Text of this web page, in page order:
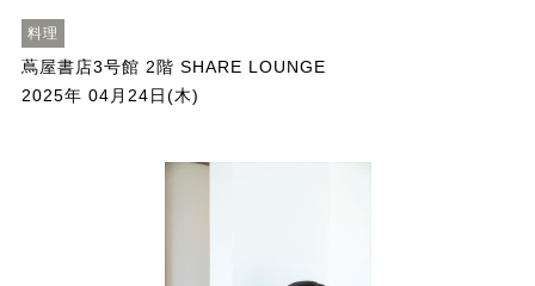
料理
蔦屋書店3号館 2階 SHARE LOUNGE
2025年 04月24日(木)